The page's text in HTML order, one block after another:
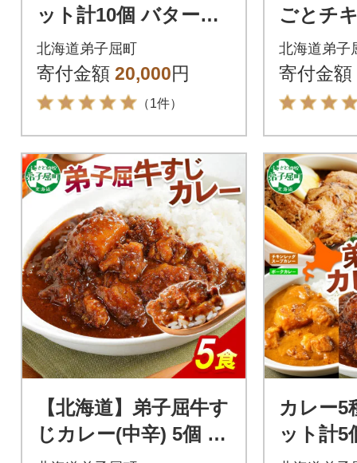
ット計10個 バターチ
キン・チキンレッグ
スープ・ビーフ・ポ
ーク・牛すじ 3759
北海道弟子屈町
寄付金額 20,000円
（1件）
ごとチ
ープカ
578
北海道弟子
寄付金額
【北海道】弟子屈牛す
じカレー(中辛) 5個 37
カレー5
ット計5